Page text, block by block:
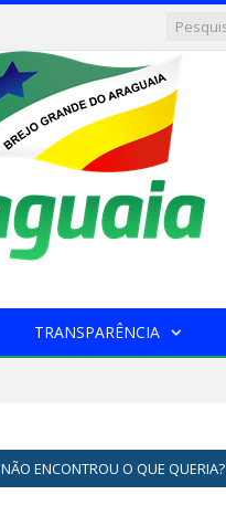
TRANSPARÊNCIA
NÃO ENCONTROU O QUE QUERIA?